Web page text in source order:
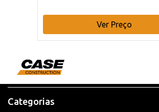
Ver Preço
Categorias